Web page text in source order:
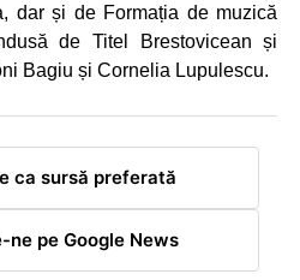
dar și de Formația de muzică
de Titel Brestovicean și
Bagiu și Cornelia Lupulescu.
ca sursă preferată
ne pe Google News